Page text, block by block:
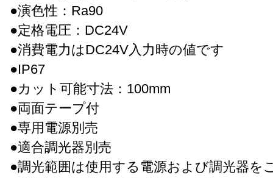
●演色性：Ra90
●定格電圧：DC24V
●消費電力はDC24V入力時の値です
●IP67
●カット可能寸法：100mm
●両面テープ付
●専用電源別売
●適合調光器別売
●調光範囲は使用する電源および調光器を